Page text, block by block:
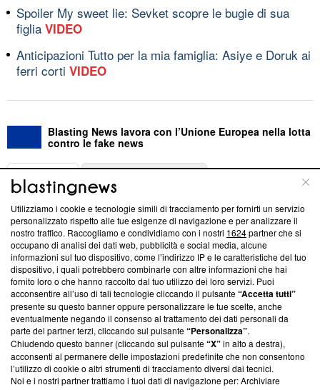
Spoiler My sweet lie: Sevket scopre le bugie di sua
figlia VIDEO
Anticipazioni Tutto per la mia famiglia: Asiye e Doruk ai
ferri corti VIDEO
Blasting News lavora con l’Unione Europea nella lotta
contro le fake news
ABOUT
Questa sezione offre informazioni trasparenti su Blasting
News, sui nostri processi editoriali e su come ci impegniamo a
creare news di qualità. Inoltre, afferma la nostra aderenza a
‘Trust Project - News with Integrity’Blasting News non è
ancora membro del programma, ma ha richiesto di farne
parte; Trust Project non ha ancora effettuato una verifica di
conformità agli standard.
Su di noi
Team editoriale
Corporate
Utilizziamo i cookie e tecnologie simili di tracciamento per fornirti un servizio
personalizzato rispetto alle tue esigenze di navigazione e per analizzare il
nostro traffico. Raccogliamo e condividiamo con i nostri 1624partner che si
occupano di analisi dei dati web, pubblicità e social media, alcune
informazioni sul tuo dispositivo, come l’indirizzo IP e le caratteristiche del tuo
dispositivo, i quali potrebbero combinarle con altre informazioni che hai
fornito loro o che hanno raccolto dal tuo utilizzo dei loro servizi. Puoi
acconsentire all’uso di tali tecnologie cliccando il pulsante“Accetta tutti”
presente su questo banner oppure personalizzare le tue scelte, anche
eventualmente negando il consenso al trattamento dei dati personali da
parte dei partner terzi, cliccando sul pulsante“Personalizza”.
Chiudendo questo banner (cliccando sul pulsante“X”in alto a destra),
acconsenti al permanere delle impostazioni predefinite che non consentono
l’utilizzo di cookie o altri strumenti di tracciamento diversi dai tecnici.
Noi e i nostri partner trattiamo i tuoi dati di navigazione per: Archiviare